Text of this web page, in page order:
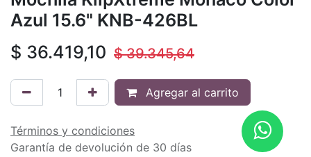
Azul 15.6" KNB-426BL
$ 36.419,10 $39.345,64
Agregar al carrito
Términos y condiciones
Garantía de devolución de 30 días